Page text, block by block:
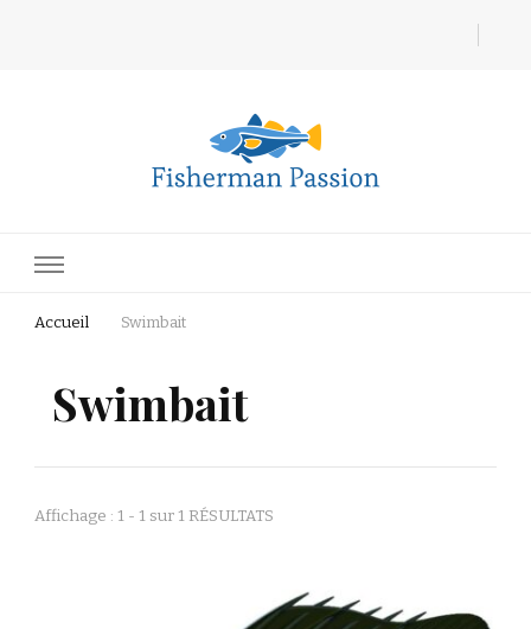
Accueil Swimbait
Swimbait
Affichage : 1 - 1 sur 1 RÉSULTATS